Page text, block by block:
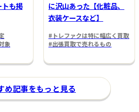
も掲
象
に沢山あった【化粧品、
衣装ケースなど】
#トレファクは特に幅広く買取
#出張買取で売れるもの
め記事をもっと見る